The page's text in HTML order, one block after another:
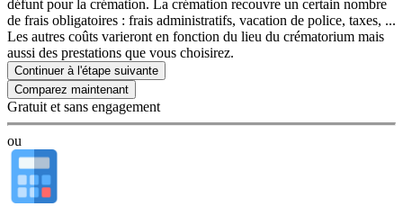
défunt pour la crémation. La crémation recouvre un certain nombre
de frais obligatoires : frais administratifs, vacation de police, taxes, ...
Les autres coûts varieront en fonction du lieu du crématorium mais
aussi des prestations que vous choisirez.
Continuer à l'étape suivante
Gratuit et sans engagement
ou